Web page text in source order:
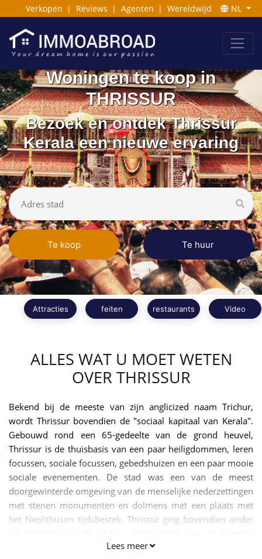
Verkopen | Reviews | Agenten | Wereldwijd NL
Woningen te koop in
THRISSUR
Bezoek en ontdek Thrissur
Kerala een nieuwe ervaring
Te koop Te huur
Attracties feiten restaurants Video
ALLES WAT U MOET WETEN
OVER THRISSUR
Bekend bij de meeste van zijn anglicized naam Trichur,
wordt Thrissur bovendien de "sociaal kapitaal van Kerala".
Gebouwd rond een 65-gedeelte van de grond heuvel,
Thrissur is de thuisbasis van een paar heiligdommen, leren
focussen, sociale focussen, gebedshuizen en een paar mooie
sociale evenementen. De stad was een van de meest
doorgewinterde omgeving van de menselijke nederzettingen
met stenen monumenten en dolmens met een plaats met
het Neolithicum tijdsbestek. Thrissur ging bovendien onder
periode en later onder het Koninkrijk Cochin en
Lees meer